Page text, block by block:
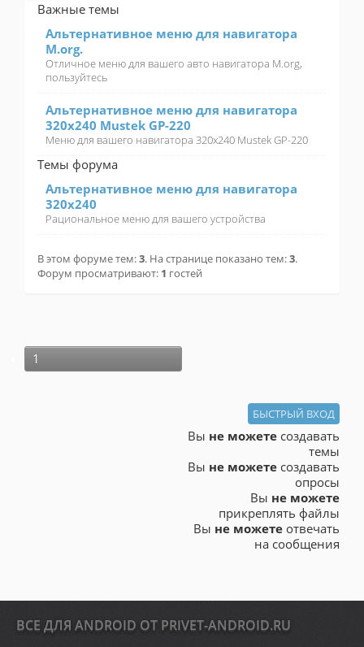
Важные темы
Альтернативное меню для навигатора
M.org.
Отличное меню для вашего авто навигатора M.org,
пользуйтесь
Альтернативное меню для навигатора
320х240 Mustek GP-220
Меню для вашего навигатора 320х240 Mustek GP-220
Темы форума
Альтернативное меню для навигатора
320х240
Рациональное меню для вашего устройства
В этом форуме тем:3. На странице показано тем:3.
Форум просматривают: 1 гостей
1
Вы не можете создавать
темы
Вы не можете создавать
опросы
Вы не можете
прикреплять файлы
Вы не можете отвечать
на сообщения
ВСЕ ДЛЯ ANDROID ОТ PRIVET-ANDROID.RU